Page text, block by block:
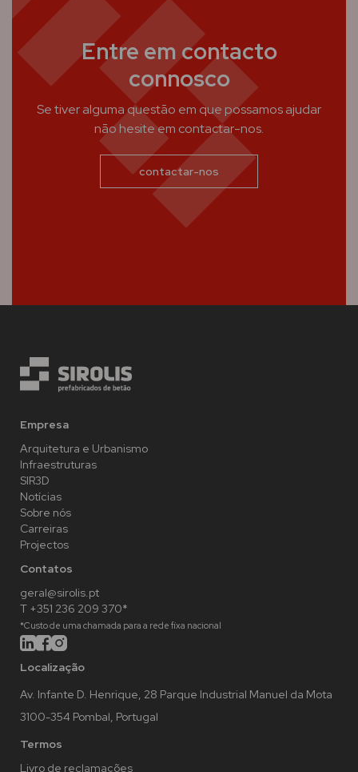
Entre em contacto
connosco
Se tiver alguma questão em que possamos ajudar
não hesite em contactar-nos.
contactar-nos
Empresa
Arquitetura e Urbanismo
Infraestruturas
SIR3D
Notícias
Sobre nós
Carreiras
Projectos
Contatos
geral@sirolis.pt
T +351 236 209 370*
*Custo de uma chamada para a rede fixa nacional
Localização
Av. Infante D. Henrique, 28 Parque Industrial Manuel da Mota
3100-354 Pombal, Portugal
Termos
Livro de reclamações